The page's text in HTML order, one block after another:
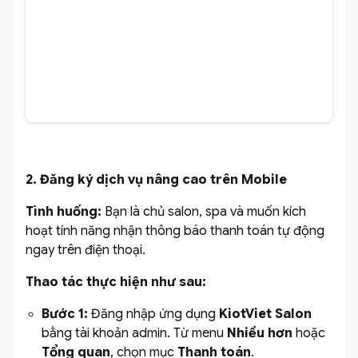
2. Đăng ký dịch vụ nâng cao trên Mobile
Tình huống: Bạn là chủ salon, spa và muốn kích
hoạt tính năng nhận thông báo thanh toán tự động
ngay trên điện thoại.
Thao tác thực hiện như sau:
Bước 1: Đăng nhập ứng dụng KiotViet Salon
bằng tài khoản admin. Từ menu Nhiều hơn hoặc
Tổng quan, chọn mục Thanh toán.